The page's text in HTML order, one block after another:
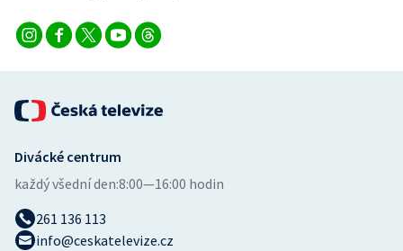
Divácké centrum
každý všední den:8:00—16:00 hodin
261 136 113
info@ceskatelevize.cz